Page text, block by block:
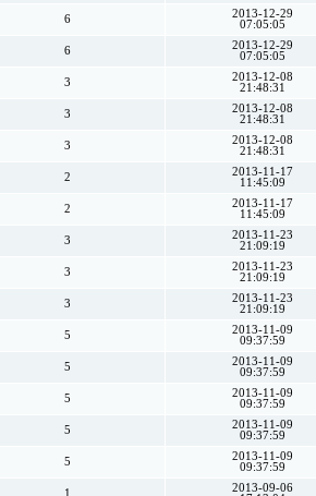
6
2013-12-29
07:05:05
6
2013-12-29
07:05:05
3
2013-12-08
21:48:31
3
2013-12-08
21:48:31
3
2013-12-08
21:48:31
2
2013-11-17
11:45:09
2
2013-11-17
11:45:09
3
2013-11-23
21:09:19
3
2013-11-23
21:09:19
3
2013-11-23
21:09:19
5
2013-11-09
09:37:59
5
2013-11-09
09:37:59
5
2013-11-09
09:37:59
5
2013-11-09
09:37:59
5
2013-11-09
09:37:59
1
2013-09-06